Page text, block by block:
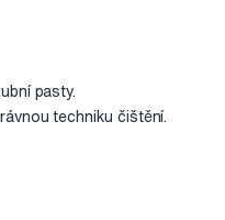
pasty.
techniku čištění.